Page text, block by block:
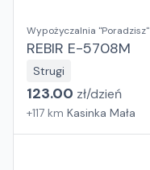
Wypożyczalnia "Poradzisz"
REBIR E-5708M
Strugi
123.00 zł/dzień
+117 km Kasinka Mała